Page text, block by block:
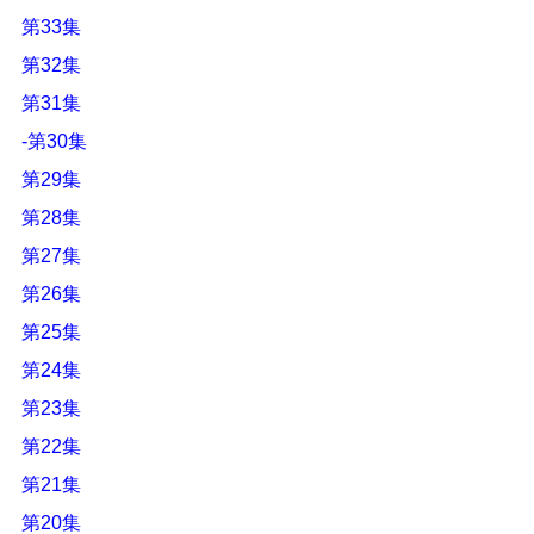
第33集
第32集
第31集
-第30集
第29集
第28集
第27集
第26集
第25集
第24集
第23集
第22集
第21集
第20集